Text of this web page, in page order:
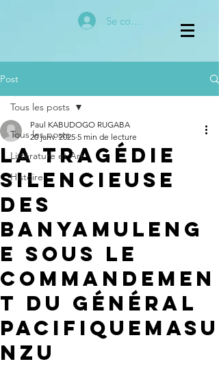
Se connecter
Post
Tous les posts
Littérature et Art
Histoire
Tous les posts
La Tragédie
Silencieuse
des
Banyamuleng
e sous le
Commandemen
t du Général
PacifiqueMasu
nzu
Paul KABUDOGO RUGABA
20 janv. 2025 5 min de lecture